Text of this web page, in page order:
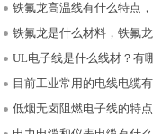
铁氟龙高温线有什么特点
铁氟龙是什么材料，铁氟
UL电子线是什么线材？有
目前工业常用的电线电缆
低烟无卤阻燃电子线的特